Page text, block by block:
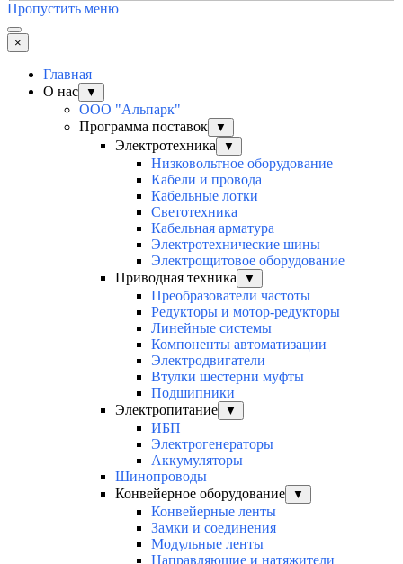
Пропустить меню
×
Главная
О нас
▼
ООО "Альпарк"
Программа поставок
▼
Электротехника ▼
Низковольтное оборудование
Кабели и провода
Кабельные лотки
Светотехника
Кабельная арматура
Электротехнические шины
Электрощитовое оборудование
Приводная техника
▼
Преобразователи частоты
Редукторы и мотор-редукторы
Линейные системы
Компоненты автоматизации
Электродвигатели
Втулки шестерни муфты
Подшипники
Электропитание
▼
ИБП
Электрогенераторы
Аккумуляторы
Шинопроводы
Конвейерное оборудование
▼
Конвейерные ленты
Замки и соединения
Модульные ленты
Направляющие и натяжители